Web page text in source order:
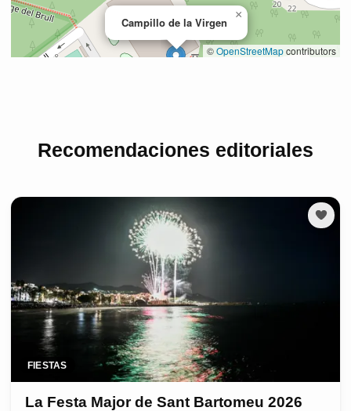
Recomendaciones editoriales
FIESTAS
La Festa Major de Sant Bartomeu 2026